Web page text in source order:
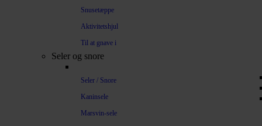
Snusetæppe
Aktivitetshjul
Til at gnave i
Seler og snore
Seler / Snore
Kaninsele
Marsvin-sele